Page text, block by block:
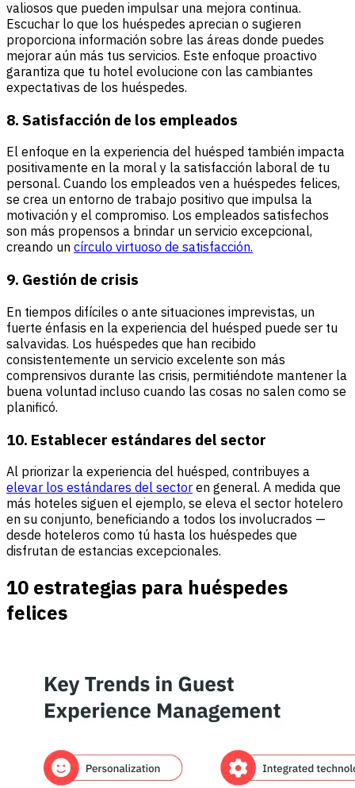
valiosos que pueden impulsar una mejora continua.
Escuchar lo que los huéspedes aprecian o sugieren
proporciona información sobre las áreas donde puedes
mejorar aún más tus servicios. Este enfoque proactivo
garantiza que tu hotel evolucione con las cambiantes
expectativas de los huéspedes.
8. Satisfacción de los empleados
El enfoque en la experiencia del huésped también impacta
positivamente en la moral y la satisfacción laboral de tu
personal. Cuando los empleados ven a huéspedes felices,
se crea un entorno de trabajo positivo que impulsa la
motivación y el compromiso. Los empleados satisfechos
son más propensos a brindar un servicio excepcional,
creando un círculo virtuoso de satisfacción.
9. Gestión de crisis
En tiempos difíciles o ante situaciones imprevistas, un
fuerte énfasis en la experiencia del huésped puede ser tu
salvavidas. Los huéspedes que han recibido
consistentemente un servicio excelente son más
comprensivos durante las crisis, permitiéndote mantener la
buena voluntad incluso cuando las cosas no salen como se
planificó.
10. Establecer estándares del sector
Al priorizar la experiencia del huésped, contribuyes a
elevar los estándares del sector en general. A medida que
más hoteles siguen el ejemplo, se eleva el sector hotelero
en su conjunto, beneficiando a todos los involucrados —
desde hoteleros como tú hasta los huéspedes que
disfrutan de estancias excepcionales.
10 estrategias para huéspedes
felices